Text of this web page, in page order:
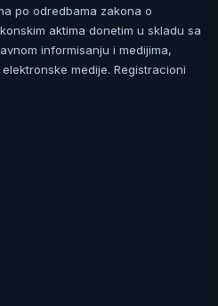
po odredbama zakona o
aktima donetim u skladu sa
informisanju i medijima,
medije. Registracioni